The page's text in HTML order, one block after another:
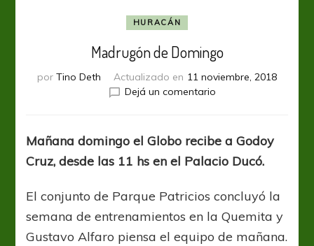
HURACÁN
Madrugón de Domingo
por Tino Deth Actualizado en 11 noviembre, 2018
Dejá un comentarioen
Domingo
Mañana domingo el Globo recibe a Godoy
Cruz, desde las 11 hs en el Palacio Ducó.
El conjunto de Parque Patricios concluyó la
semana de entrenamientos en la Quemita y
Gustavo Alfaro piensa el equipo de mañana.